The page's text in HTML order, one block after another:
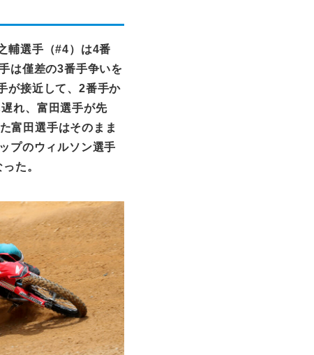
輔選手（#4）は4番
は僅差の3番手争いを
が接近して、2番手か
れ、富田選手が先
富田選手はそのまま
プのウィルソン選手
た。